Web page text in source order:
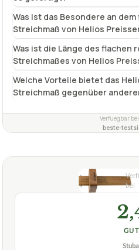
Was ist das Besondere an
Streichmaß von Helios
Was ist die Länge des flachen
Streichmaßes von Helios
Welche Vorteile bietet das
Streichmaß gegenüber
Verfuegbar bei
beste-
GUT